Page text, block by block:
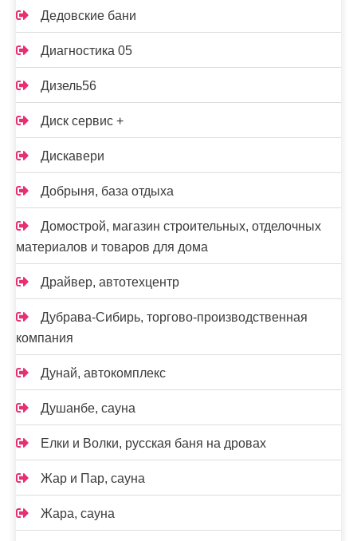
Дедовские бани
Диагностика 05
Дизель56
Диск сервис +
Дискавери
Добрыня, база отдыха
Домострой, магазин строительных, отделочных
материалов и товаров для дома
Драйвер, автотехцентр
Дубрава-Сибирь, торгово-производственная
компания
Дунай, автокомплекс
Душанбе, сауна
Елки и Волки, русская баня на дровах
Жар и Пар, сауна
Жара, сауна